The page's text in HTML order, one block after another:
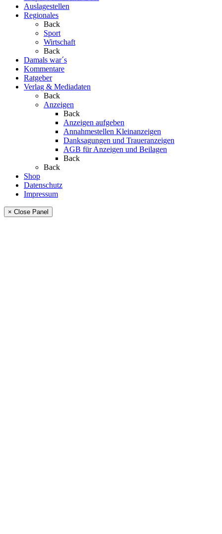
Auslagestellen
Regionales
Back
Sport
Wirtschaft
Back
Damals war´s
Kommentare
Ratgeber
Verlag & Mediadaten
Back
Anzeigen
Back
Anzeigen aufgeben
Annahmestellen Kleinanzeigen
Danksagungen und Traueranzeigen
AGB für Anzeigen und Beilagen
Back
Back
Shop
Datenschutz
Impressum
× Close Panel